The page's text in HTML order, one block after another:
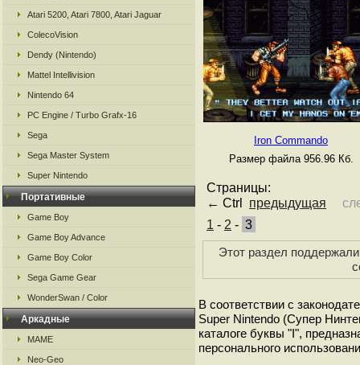
Atari 5200, Atari 7800, Atari Jaguar
ColecoVision
Dendy (Nintendo)
Mattel Intellivision
Nintendo 64
PC Engine / Turbo Grafx-16
Sega
Sega Master System
Super Nintendo
Портативные
Game Boy
Game Boy Advance
Game Boy Color
Sega Game Gear
WonderSwan / Color
Аркадные
MAME
Neo-Geo
Iron Commando
Размер файла 956.96 Кб.
Страницы:
← Ctrl предыдущая
1 - 2 - 3
Этот раздел
В соответствии с
Super Nintendo (Супер
каталоге буквы "I",
персонального